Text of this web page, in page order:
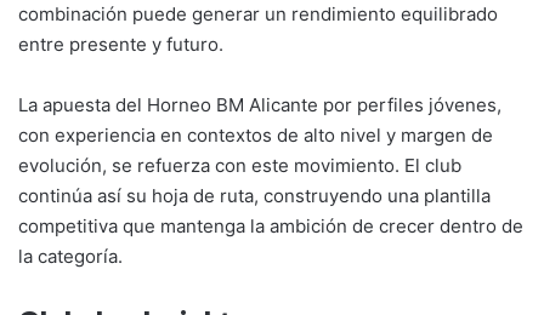
combinación puede generar un rendimiento equilibrado
entre presente y futuro.
La apuesta del Horneo BM Alicante por perfiles jóvenes,
con experiencia en contextos de alto nivel y margen de
evolución, se refuerza con este movimiento. El club
continúa así su hoja de ruta, construyendo una plantilla
competitiva que mantenga la ambición de crecer dentro de
la categoría.